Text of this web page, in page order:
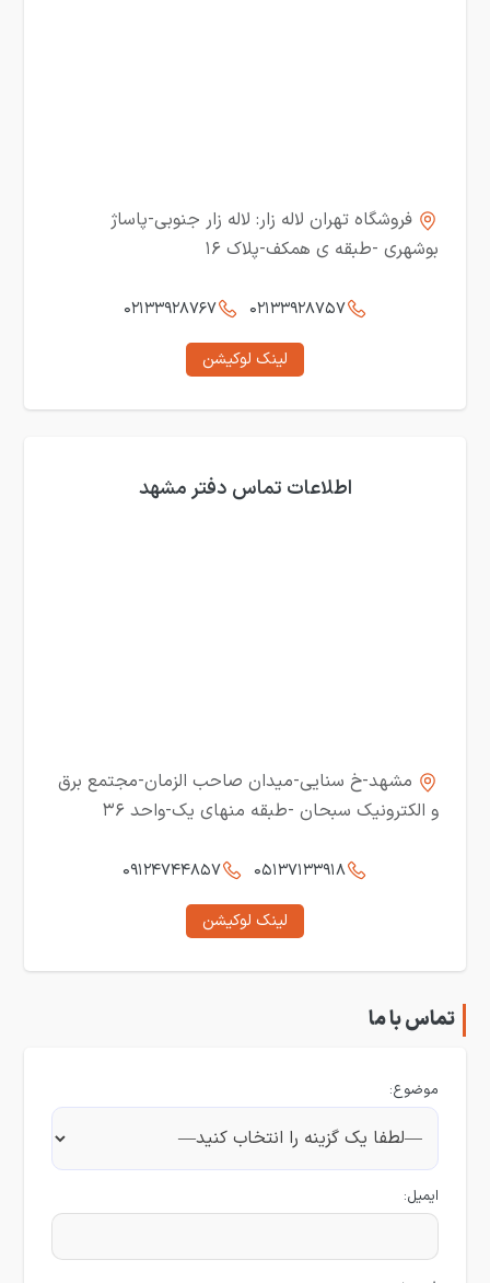
فروشگاه تهران لاله زار: لاله زار جنوبی-پاساژ
بوشهری -طبقه ی همکف-پلاک ۱۶
۰۲۱۳۳۹۲۸۷۵۷ ۰۲۱۳۳۹۲۸۷۶۷
لینک لوکیشن
اطلاعات تماس دفتر مشهد
مشهد-خ سنایی-میدان صاحب الزمان-مجتمع برق
و الکترونیک سبحان -طبقه منهای یک-واحد ۳۶
۰۵۱۳۷۱۳۳۹۱۸ ۰۹۱۲۴۷۴۴۸۵۷
لینک لوکیشن
تماس با ما
موضوع:
ایمیل: